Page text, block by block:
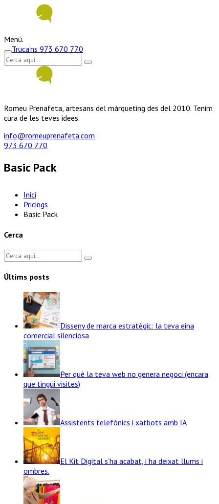
Menú.
Truca'ns 973 670 770
Romeu Prenafeta, artesans del màrqueting des del 2010. Tenim
cura de les teves idees.
info@romeuprenafeta.com
973 670 770
Basic Pack
Inici
Pricings
Basic Pack
Cerca
Últims posts
Disseny de marca estratègic: la teva eina
comercial silenciosa
Per què la teva web no genera negoci (encara
que tingui visites)
Assistents telefònics i xatbots amb IA
El Kit Digital s’ha acabat, i ha deixat llums i
ombres.